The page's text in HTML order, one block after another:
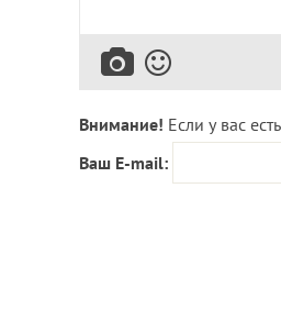
Внимание! Если у вас
Ваш E-mail: